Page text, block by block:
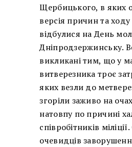
Щербицького, в яких
версія причин та
відбулися на День
Дніпродзержинську.
викликані тим, що у
витверезника троє
яких везли до
згоріли заживо на
натовпу по причині
співробітників
очевидців